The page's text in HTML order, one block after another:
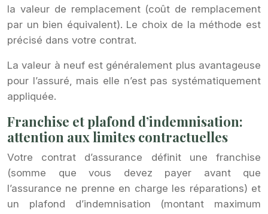
la valeur de remplacement (coût de remplacement
par un bien équivalent). Le choix de la méthode est
précisé dans votre contrat.
La valeur à neuf est généralement plus avantageuse
pour l’assuré, mais elle n’est pas systématiquement
appliquée.
Franchise et plafond d’indemnisation:
attention aux limites contractuelles
Votre contrat d’assurance définit une franchise
(somme que vous devez payer avant que
l’assurance ne prenne en charge les réparations) et
un plafond d’indemnisation (montant maximum